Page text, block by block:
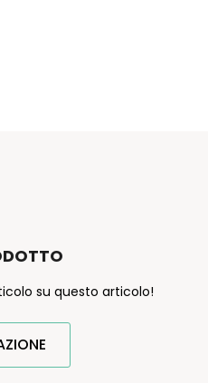
su questo articolo!